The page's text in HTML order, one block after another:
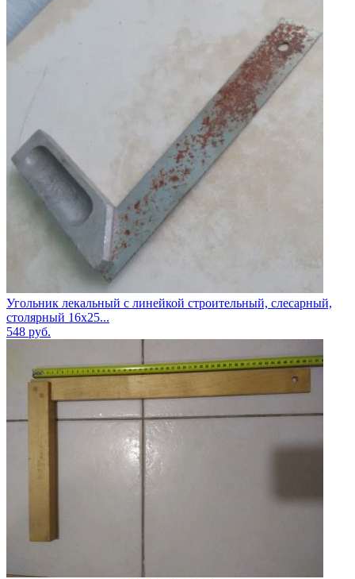
Угольник лекальный с линейкой строительный, слесарный,
столярный 16х25...
548 руб.